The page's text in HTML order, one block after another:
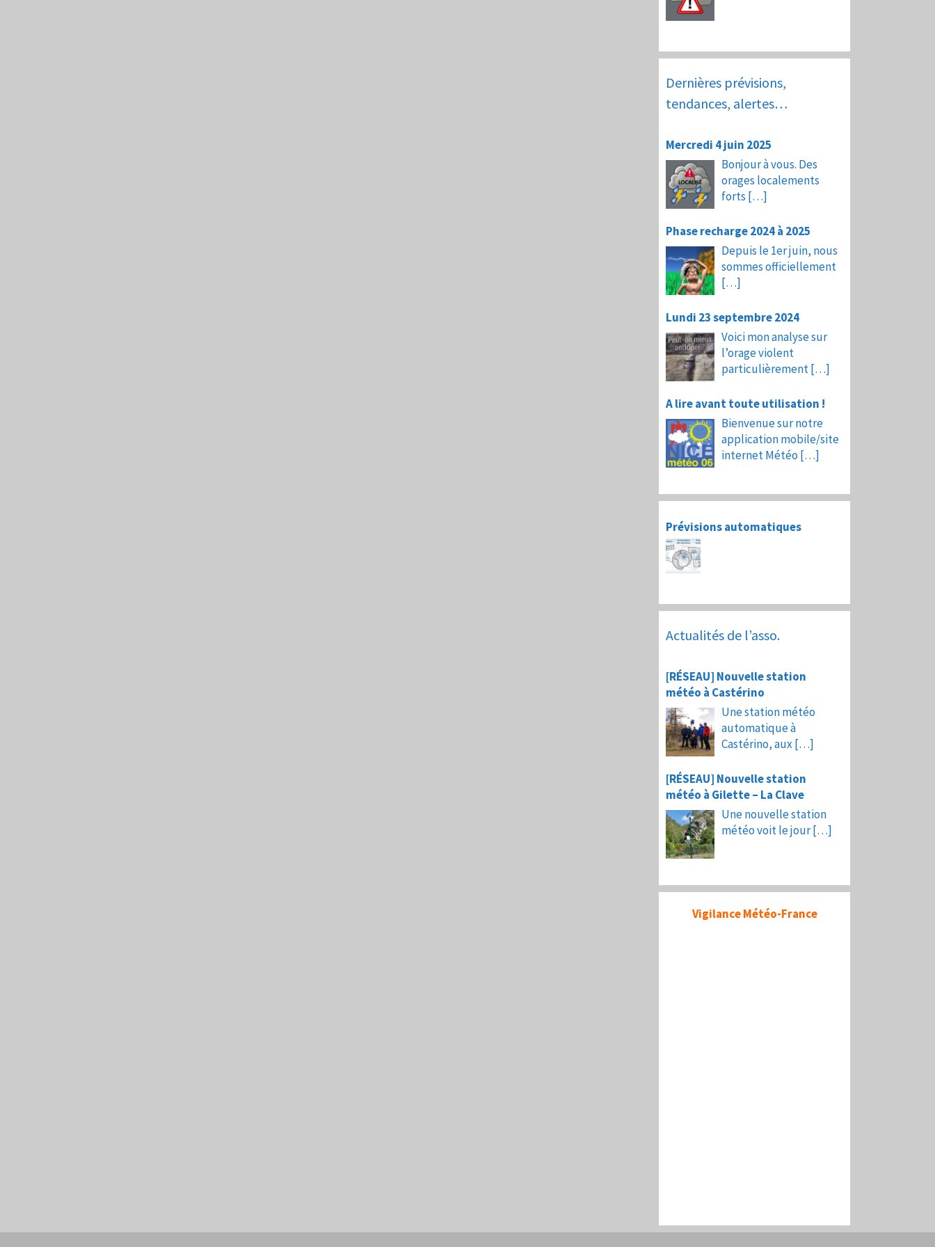
Dernières prévisions,
tendances, alertes…
Mercredi 4 juin 2025
Bonjour à vous. Des
orages localements
forts […]
Phase recharge 2024 à 2025
Depuis le 1er juin, nous
sommes officiellement
[…]
Lundi 23 septembre 2024
Voici mon analyse sur
l’orage violent
particulièrement[…]
A lire avant toute utilisation !
Bienvenue sur notre
application mobile/site
internet Météo […]
Prévisions automatiques
Actualités de l’asso.
[RÉSEAU] Nouvelle station
météo à Castérino
Une station météo
automatique à
Castérino, aux […]
[RÉSEAU] Nouvelle station
météo à Gilette – La Clave
Une nouvelle station
météo voit le jour[…]
Vigilance Météo-France